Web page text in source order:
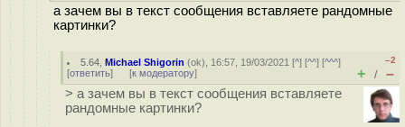
а зачем вы в текст сообщения вставляете рандомные
картинки?
5.64 ,Michael Shigorin (ok), 16:57, 19/03/2021 [^] [^^] [^^^]
[ответить] [к модератору]
–2
+ / –
> а зачем вы в текст сообщения вставляете
рандомные картинки?